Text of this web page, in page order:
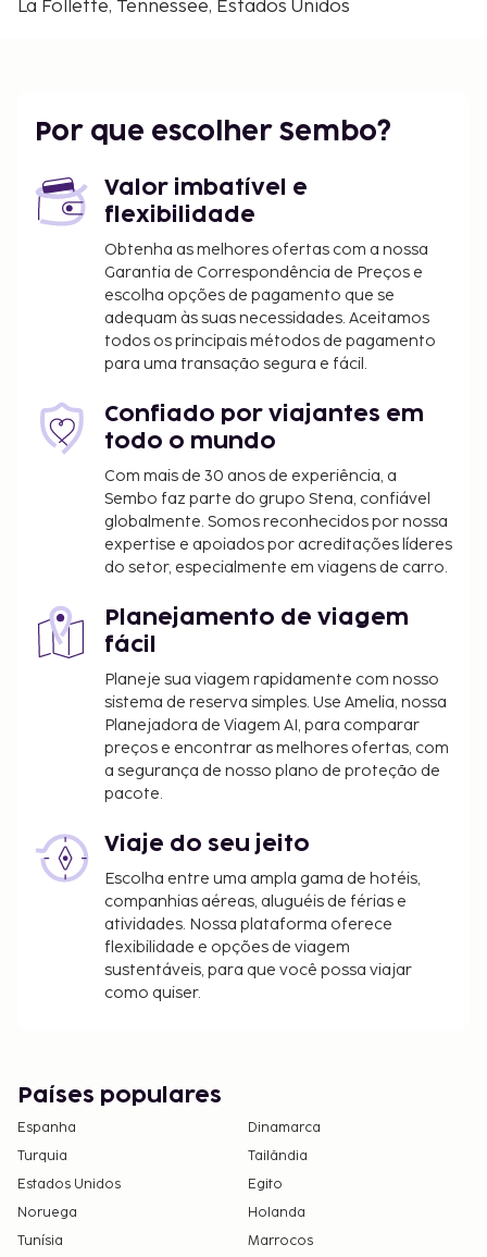
Jacksboro - 30,2 km/18,7 mi
Knoxville Airport (TYS) - 103,6 km/64,3 mi
várias atividades recreativas e de entretimento ao
seu dispor, incluindo um campo de ténis exterior. O
espaço oferece ainda churrasqueiras. Para
recarregar baterias, dirija-se ao restaurante desta
casa de férias.
As crianças não pagam quando dormem no
quarto dos pais ou tutor, utilizando a(s) cama(s)
existentes.
Disponibilização de opções de pagamento sem
numerário em todas as transações.
La Follette, Tennessee, Estados Unidos
Por que escolher Sembo?
Valor imbatível e
flexibilidade
Obtenha as melhores ofertas com a nossa
Garantia de Correspondência de Preços e
escolha opções de pagamento que se
adequam às suas necessidades. Aceitamos
todos os principais métodos de pagamento
para uma transação segura e fácil.
Confiado por viajantes em
todo o mundo
Com mais de 30 anos de experiência, a
Sembo faz parte do grupo Stena, confiável
globalmente. Somos reconhecidos por nossa
expertise e apoiados por acreditações líderes
do setor, especialmente em viagens de carro.
Planejamento de viagem
fácil
Planeje sua viagem rapidamente com nosso
sistema de reserva simples. Use Amelia, nossa
Planejadora de Viagem AI, para comparar
preços e encontrar as melhores ofertas, com
a segurança de nosso plano de proteção de
pacote.
Viaje do seu jeito
Escolha entre uma ampla gama de hotéis,
companhias aéreas, aluguéis de férias e
atividades. Nossa plataforma oferece
flexibilidade e opções de viagem
sustentáveis, para que você possa viajar
como quiser.
Países populares
Espanha
Dinamarca
Turquia
Tailândia
Estados Unidos
Egito
Noruega
Holanda
Tunísia
Marrocos